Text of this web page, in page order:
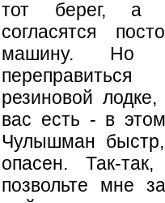
тот берег, а
согласятся
машину. Но
резиновой
вас есть - в
Чулышман
опасен. Так-
позвольте мне